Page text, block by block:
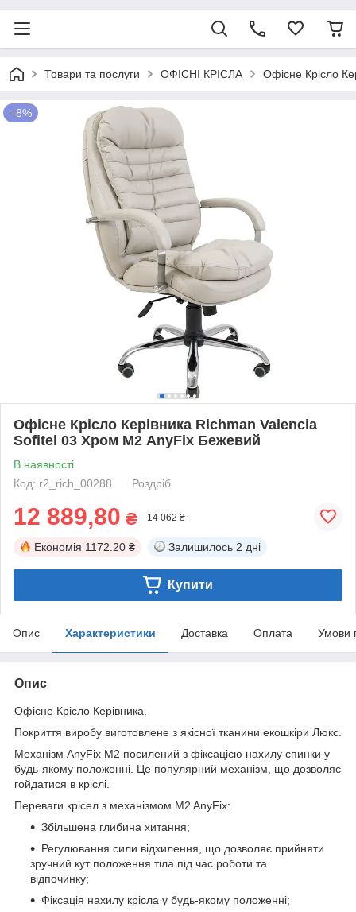
Товари та послуги ОФІСНІ КРІСЛА Офісне Крісло
–8%
Офісне Крісло Керівника Richman Valencia
Sofitel 03 Хром М2 AnyFix Бежевий
В наявності
Код: r2_rich_00288
Роздріб
12 889,80 ₴ 14 062 ₴
Економія 1172.20 ₴ Залишилось 2 дні
Купити
Опис Характеристики Доставка Оплата Умови
Опис
Офісне Крісло Керівника.
Покриття виробу виготовлене з якісної тканини екошкіри Люкс.
Механізм AnyFix М2 посилений з фіксацією нахилу спинки у
будь-якому положенні. Це популярний механізм, що дозволяє
гойдатися в кріслі.
Переваги крісел з механізмом M2 AnyFix:
Збільшена глибина хитання;
Регулювання сили відхилення, що дозволяє прийняти
зручний кут положення тіла під час роботи та
відпочинку;
Фіксація нахилу крісла у будь-якому положенні;